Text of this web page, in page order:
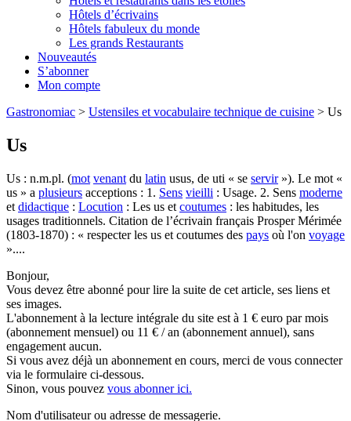
Hôtels d’écrivains
Hôtels fabuleux du monde
Les grands Restaurants
Nouveautés
S’abonner
Mon compte
Gastronomiac > Ustensiles et vocabulaire technique de cuisine > Us
Us
Us : n.m.pl. (mot venant du latin usus, de uti « se servir»). Le mot «
us » a plusieurs acceptions : 1. Sens vieilli : Usage. 2. Sens moderne
et didactique : Locution : Les us et coutumes : les habitudes, les
usages traditionnels. Citation de l’écrivain français Prosper Mérimée
(1803-1870) : « respecter les us et coutumes des pays où l'on voyage
»....
Bonjour,
Vous devez être abonné pour lire la suite de cet article, ses liens et
ses images.
L'abonnement à la lecture intégrale du site est à 1 € euro par mois
(abonnement mensuel) ou 11 € / an (abonnement annuel), sans
engagement aucun.
Si vous avez déjà un abonnement en cours, merci de vous connecter
via le formulaire ci-dessous.
Sinon, vous pouvez vous abonner ici.
Nom d'utilisateur ou adresse de messagerie.